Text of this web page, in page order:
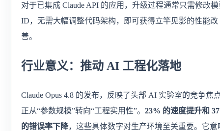
对于已集成 Claude API 的应用，升级过程通常只需修改
ID，无需大幅调整代码架构，即可获得立竿见影的性能改
善。
行业意义：推动 AI 工程化落地
Claude Opus 4.8 的发布，反映了头部 AI 实验室的竞争焦
正从“参数规模”转向“工程实用性”。 23% 的速度提升和
的错误率下降，这些具体数字对生产环境至关重要。它意